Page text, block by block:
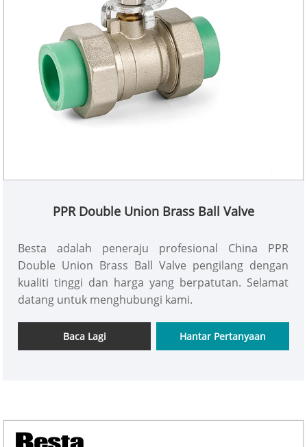
PPR Double Union Brass Ball Valve
Besta adalah peneraju profesional China PPR
Double Union Brass Ball Valve pengilang dengan
kualiti tinggi dan harga yang berpatutan. Selamat
datang untuk menghubungi kami.
Baca Lagi Hantar Pertanyaan